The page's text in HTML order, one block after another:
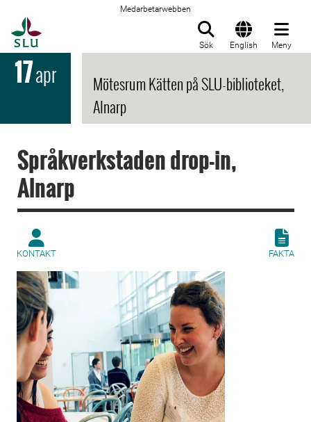
Medarbetarwebben
Sök English Meny
17apr
Mötesrum Kätten på SLU-biblioteket,
Alnarp
Språkverkstaden drop-in,
Alnarp
KONTAKT FAKTA